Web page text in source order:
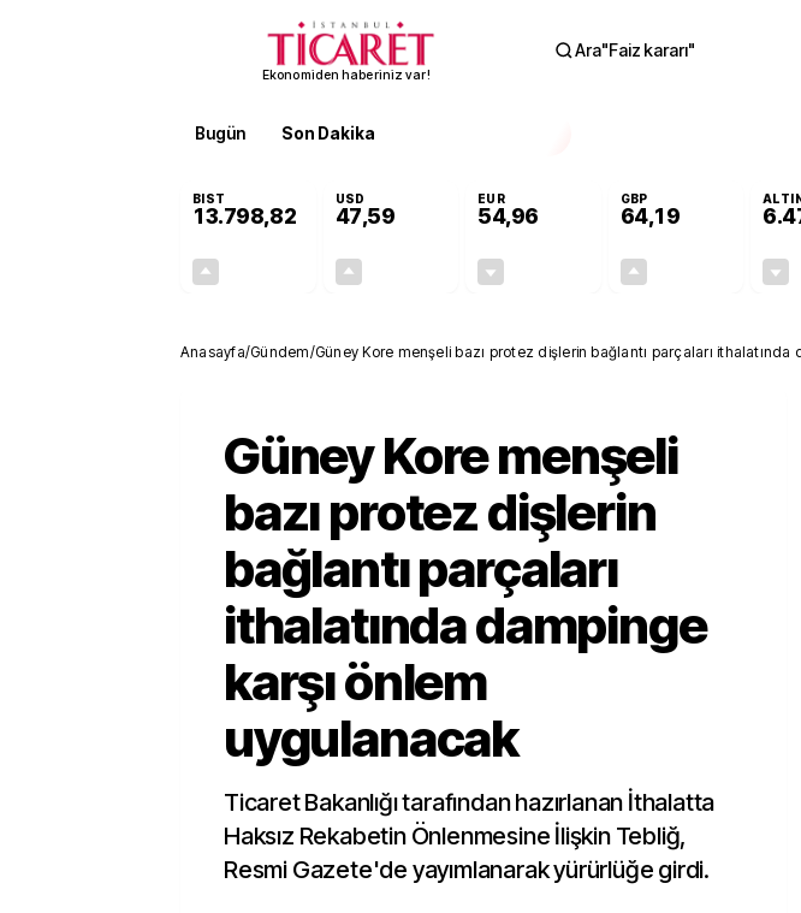
Ekonomiden haberiniz var!
Ara"Faiz kararı"
Bugün Son Dakika
BIST
13.798,82
USD
47,59
EUR
54,96
GBP
64,19
Anasayfa/Gündem/Güney Kore menşeli bazı protez dişlerin bağlantı parçaları ithalatında
Güney Kore menşeli
bazı protez dişlerin
bağlantı parçaları
ithalatında dampinge
karşı önlem
uygulanacak
Ticaret Bakanlığı tarafından hazırlanan İthalatta
Haksız Rekabetin Önlenmesine İlişkin Tebliğ,
Resmi Gazete'de yayımlanarak yürürlüğe girdi.